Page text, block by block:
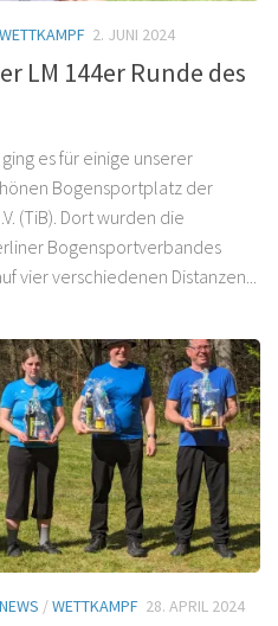
WETTKAMPF 2. JUNI 2024
LM 144er Runde des
es für einige unserer
Bogensportplatz der
(TiB). Dort wurden die
Bogensportverbandes
vier verschiedenen Distanzen...
NEWS /WETTKAMPF 28. APRIL 2024